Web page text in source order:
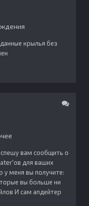
крылья без
вам сообщить о
для ваших
у меня вы получите:
вы больше ни
И сам апдейтер